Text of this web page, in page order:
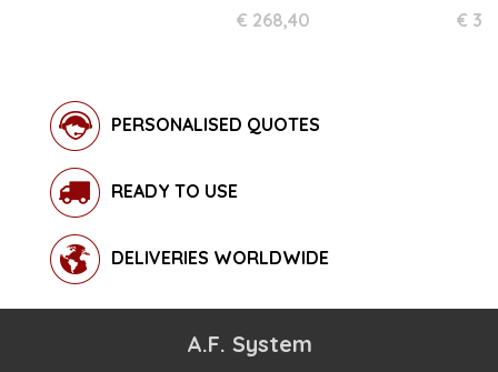
€ 268,40 €
PERSONALISED QUOTES
READY TO USE
DELIVERIES WORLDWIDE
A.F. System